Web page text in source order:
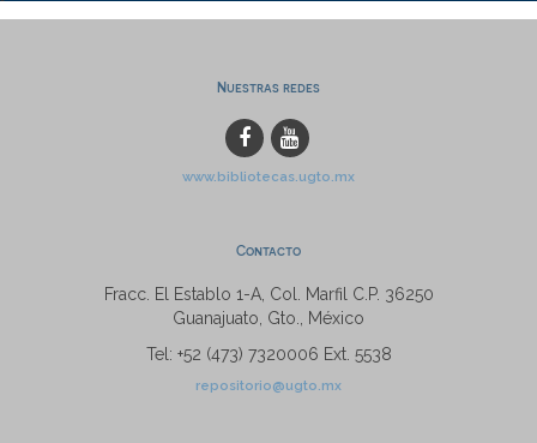
Nuestras redes
www.bibliotecas.ugto.mx
Contacto
Fracc. El Establo 1-A, Col. Marfil C.P. 36250
Guanajuato, Gto., México
Tel: +52 (473) 7320006 Ext. 5538
repositorio@ugto.mx